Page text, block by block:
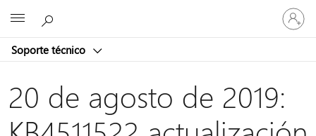
Soporte técnico
Iniciar
sesión
en
cuenta
20 de agosto de 2019: